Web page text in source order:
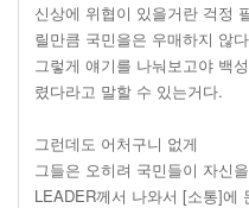
신상에 위협이 있을거란 걱정
릴만큼 국민을은 우매하지 않
그렇게 얘기를 나눠보고야 백
렸다라고 말할 수 있는거다.
그런데도 어처구니 없게
그들은 오히려 국민들이 자신
LEADER께서 나와서 [소통]에